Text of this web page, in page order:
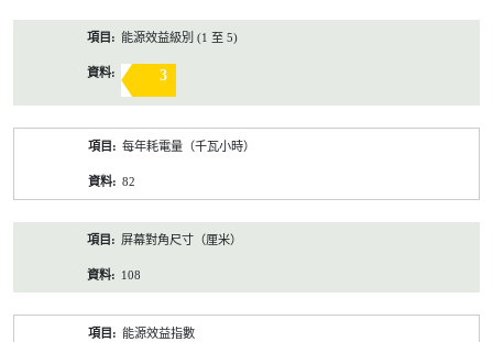
能源效益級別 (1 至 5)
3
每年耗電量（千瓦小時）
82
屏幕對角尺寸（厘米）
108
能源效益指數